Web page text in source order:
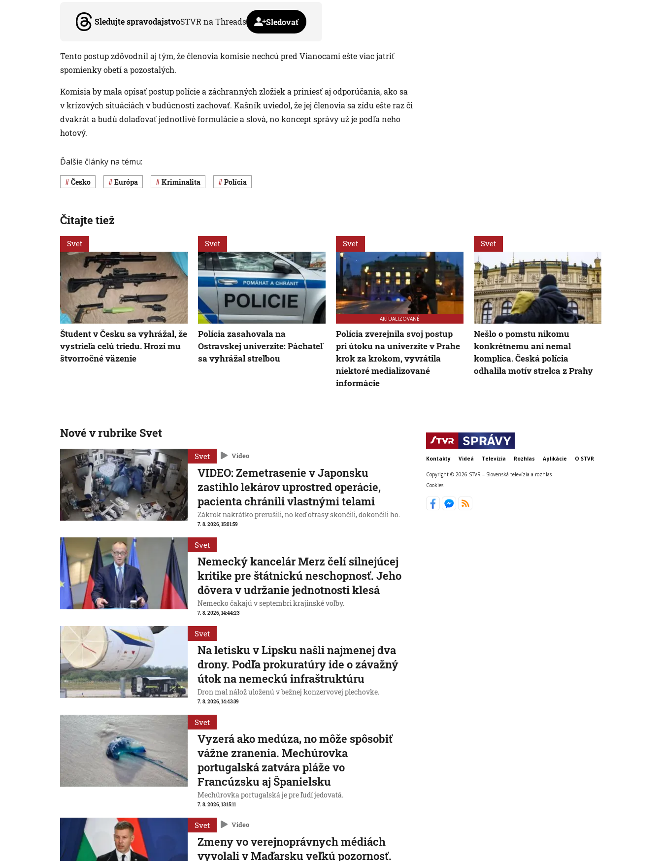
Sledujte spravodajstvoSTVR na Threads Sledovať
Tento postup zdôvodnil aj tým, že členovia komisie nechcú pred Vianocami ešte viac jatriť
spomienky obetí a pozostalých.
Komisia by mala opísať postup polície a záchranných zložiek a priniesť aj odporúčania, ako sa
v krízových situáciách v budúcnosti zachovať. Kašník uviedol, že jej členovia sa zídu ešte raz či
dvakrát a budú dolaďovať jednotlivé formulácie a slová, no koncept správy už je podľa neho
hotový.
Ďalšie články na tému:
Česko Európa Kriminalita polícia
Čítajte tiež
Svet
Študent v Česku sa vyhrážal, že
vystrieľa celú triedu. Hrozí mu
štvorročné väzenie
Svet
Polícia zasahovala na
Ostravskej univerzite: Páchateľ
sa vyhrážal streľbou
Svet
AKTUALIZOVANÉ
Polícia zverejnila svoj postup
pri útoku na univerzite v Prahe
krok za krokom, vyvrátila
niektoré medializované
informácie
Svet
Nešlo o pomstu nikomu
konkrétnemu ani nemal
komplica. Česká polícia
odhalila motív strelca z Prahy
Nové v rubrike Svet
Svet Video
VIDEO: Zemetrasenie v Japonsku
zastihlo lekárov uprostred operácie,
pacienta chránili vlastnými telami
Zákrok nakrátko prerušili, no keď otrasy skončili, dokončili ho.
7. 8. 2026, 15:01:59
Svet
Nemecký kancelár Merz čelí silnejúcej
kritike pre štátnickú neschopnosť. Jeho
dôvera v udržanie jednotnosti klesá
Nemecko čakajú v septembri krajinské voľby.
7. 8. 2026, 14:44:23
Svet
Na letisku v Lipsku našli najmenej dva
drony. Podľa prokuratúry ide o závažný
útok na nemeckú infraštruktúru
Dron mal nálož uloženú v bežnej konzervovej plechovke.
7. 8. 2026, 14:43:39
Svet
Vyzerá ako medúza, no môže spôsobiť
vážne zranenia. Mechúrovka
portugalská zatvára pláže vo
Francúzsku aj Španielsku
Mechúrovka portugalská je pre ľudí jedovatá.
7. 8. 2026, 13:15:11
Svet Video
Zmeny vo verejnoprávnych médiách
vyvolali v Maďarsku veľkú pozornosť.
Kontakty Videá Televízia Rozhlas Aplikácie O STVR
Copyright © 2026 STVR – Slovenská televízia a rozhlas
Cookies